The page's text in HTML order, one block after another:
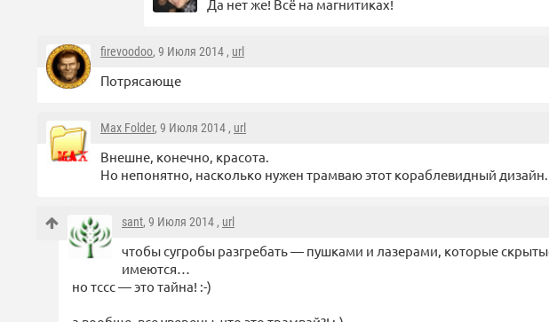
Да нет же! Всё на магнитиках!
firevoodoo, 9 Июля 2014 , url
Потрясающе
Max Folder, 9 Июля 2014 , url
Внешне, конечно, красота.
Но непонятно, насколько нужен трамваю этот кораблевидный дизайн.
sant, 9 Июля 2014 , url
чтобы сугробы разгребать — пушками и лазерами, которые
имеются…
но тссс — это тайна! :-)